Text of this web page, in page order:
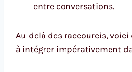
entre conversations.
Au-delà des raccourcis, voici
à intégrer impérativement